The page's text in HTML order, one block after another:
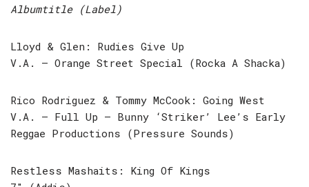
Albumtitle (Label)
Lloyd & Glen: Rudies Give Up
V.A. – Orange Street Special (Rocka A Shacka)
Rico Rodriguez & Tommy McCook: Going West
V.A. – Full Up – Bunny ‘Striker’ Lee’s Early
Reggae Productions (Pressure Sounds)
Restless Mashaits: King Of Kings